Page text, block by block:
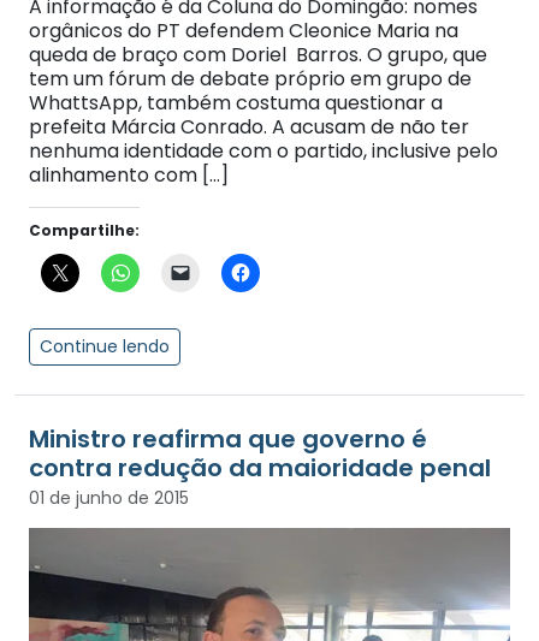
A informação é da Coluna do Domingão: nomes
orgânicos do PT defendem Cleonice Maria na
queda de braço com Doriel Barros. O grupo, que
tem um fórum de debate próprio em grupo de
WhattsApp, também costuma questionar a
prefeita Márcia Conrado. A acusam de não ter
nenhuma identidade com o partido, inclusive pelo
alinhamento com […]
Compartilhe:
Continue lendo
Ministro reafirma que governo é
contra redução da maioridade penal
01 de junho de 2015